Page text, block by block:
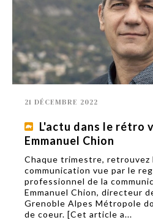
21 DÉCEMBRE 2022
L'actu dans le rétro
Emmanuel Chion
Chaque trimestre, retrouvez
communication vue par le
professionnel de la
Emmanuel Chion, directeur
Grenoble Alpes Métropole
de coeur. [Cet article a...